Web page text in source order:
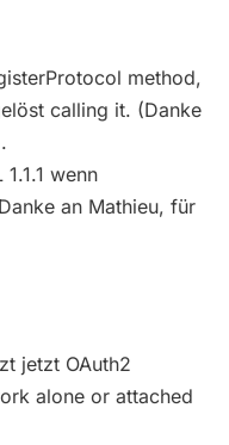
method,
calling it. (Danke
wenn
an Mathieu, für
jetzt OAuth2
alone or attached